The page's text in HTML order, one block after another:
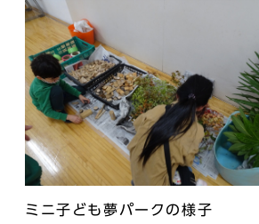
ミニ子ども夢パークの様子